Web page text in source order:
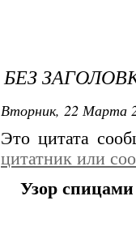
БЕЗ
Вторник, 22 Марта
Это цитата
цитатник или
Узор